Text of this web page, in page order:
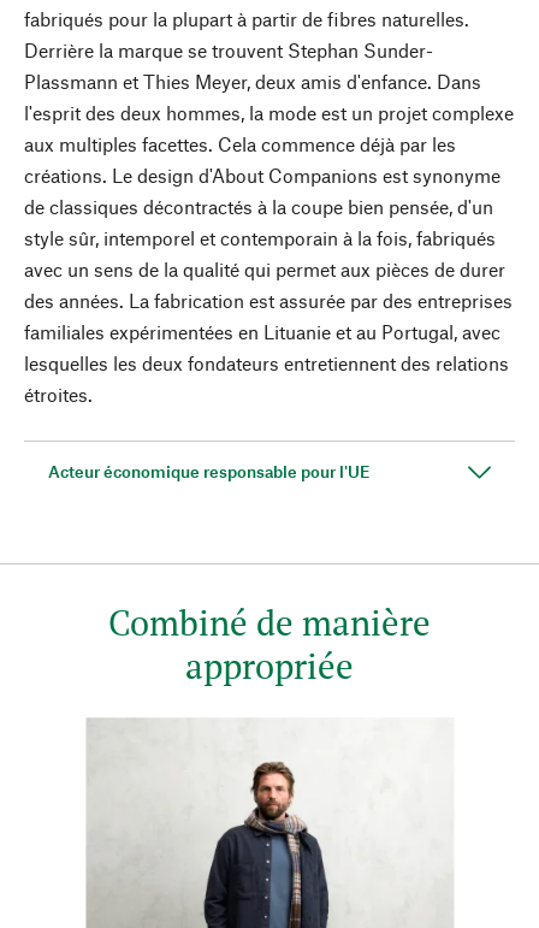
fabriqués pour la plupart à partir de fibres naturelles.
Derrière la marque se trouvent Stephan Sunder-
Plassmann et Thies Meyer, deux amis d'enfance. Dans
l'esprit des deux hommes, la mode est un projet complexe
aux multiples facettes. Cela commence déjà par les
créations. Le design d'About Companions est synonyme
de classiques décontractés à la coupe bien pensée, d'un
style sûr, intemporel et contemporain à la fois, fabriqués
avec un sens de la qualité qui permet aux pièces de durer
des années. La fabrication est assurée par des entreprises
familiales expérimentées en Lituanie et au Portugal, avec
lesquelles les deux fondateurs entretiennent des relations
étroites.
Acteur économique responsable pour l'UE
Combiné de manière
appropriée